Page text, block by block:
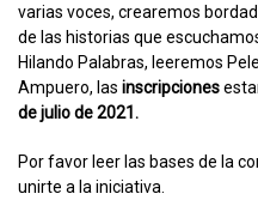
varias voces, crearemos
de las historias que
Hilando Palabras, leeremos
Ampuero, las inscripciones
de julio de 2021.
Por favor leer las bases de la
unirte a la iniciativa.